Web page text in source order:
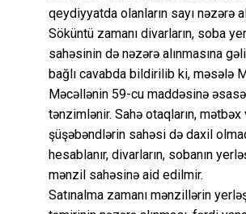
qeydiyyatda olanların sayı nəzərə
Söküntü zamanı divarların, soba
sahəsinin də nəzərə alınmasına
bağlı cavabda bildirilib ki, məsələ
Məcəllənin 59-cu maddəsinə
tənzimlənir. Sahə otaqların, mətbəx
şüşəbəndlərin sahəsi də daxil
hesablanır, divarların, sobanın
mənzil sahəsinə aid edilmir.
Satınalma zamanı mənzillərin